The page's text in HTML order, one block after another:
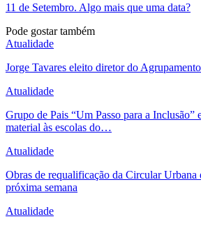
11 de Setembro. Algo mais que uma data?
Pode gostar também
Atualidade
Jorge Tavares eleito diretor do
Atualidade
Grupo de Pais “Um Passo para a Inclusão”
material às escolas do…
Atualidade
Obras de requalificação da Circular Urbana
próxima semana
Atualidade